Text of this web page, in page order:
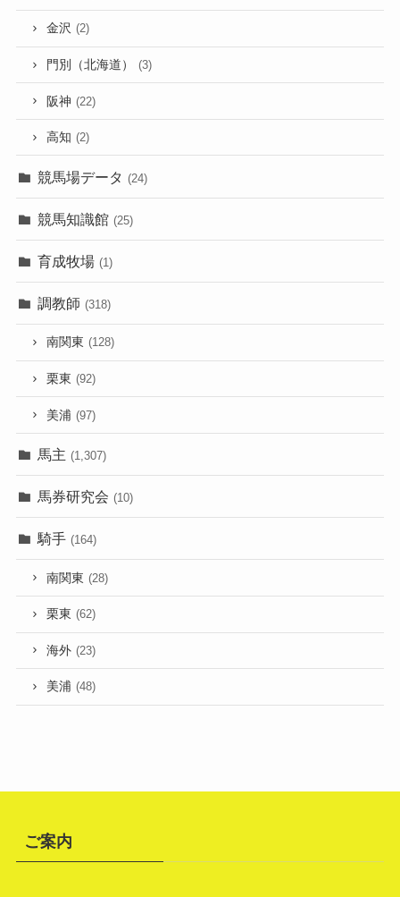
金沢 (2)
門別（北海道） (3)
阪神 (22)
高知 (2)
競馬場データ (24)
競馬知識館 (25)
育成牧場 (1)
調教師 (318)
南関東 (128)
栗東 (92)
美浦 (97)
馬主 (1,307)
馬券研究会 (10)
騎手 (164)
南関東 (28)
栗東 (62)
海外 (23)
美浦 (48)
ご案内